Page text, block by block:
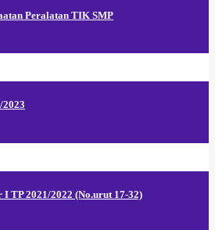
Peralatan TIK SMP
I TP 2021/2022 (No.urut 17-32)